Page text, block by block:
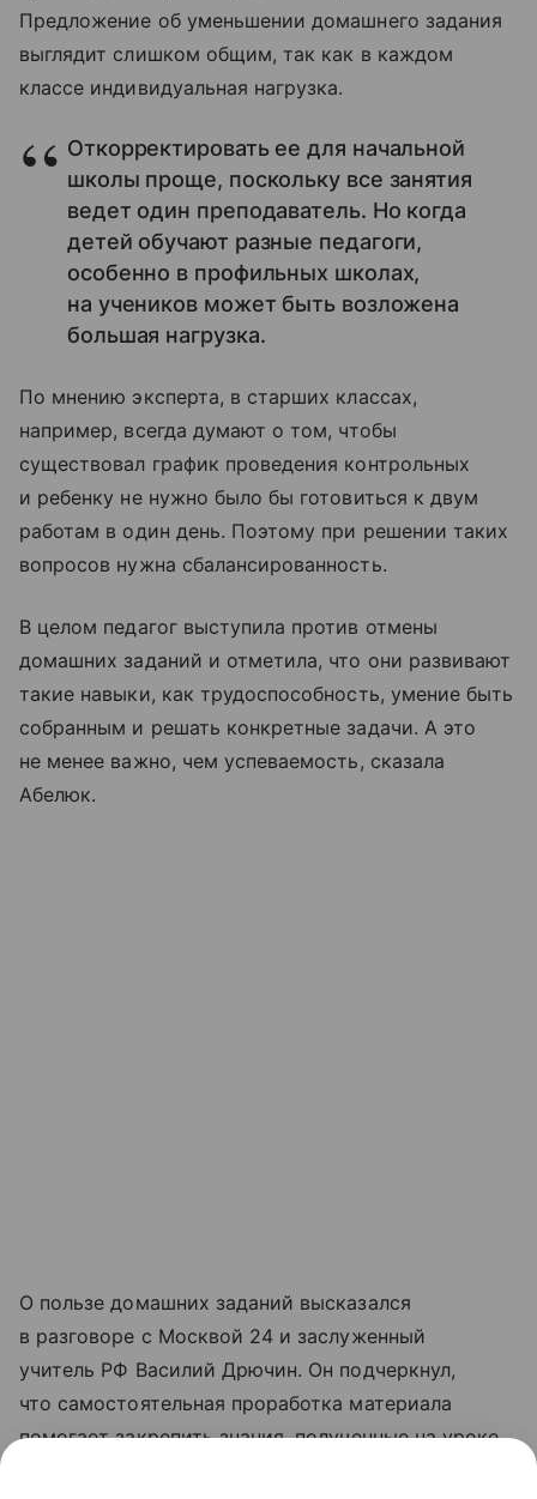
Предложение об уменьшении домашнего задания
выглядит слишком общим, так как в каждом
классе индивидуальная нагрузка.
Откорректировать ее для начальной
школы проще, поскольку все занятия
ведет один преподаватель. Но когда
детей обучают разные педагоги,
особенно в профильных школах,
на учеников может быть возложена
большая нагрузка.
По мнению эксперта, в старших классах,
например, всегда думают о том, чтобы
существовал график проведения контрольных
и ребенку не нужно было бы готовиться к двум
работам в один день. Поэтому при решении таких
вопросов нужна сбалансированность.
В целом педагог выступила против отмены
домашних заданий и отметила, что они развивают
такие навыки, как трудоспособность, умение быть
собранным и решать конкретные задачи. А это
не менее важно, чем успеваемость, сказала
Абелюк.
О пользе домашних заданий высказался
в разговоре с Москвой 24 и заслуженный
учитель РФ Василий Дрючин. Он подчеркнул,
что самостоятельная проработка материала
помогает закрепить знания, полученные на уроке.